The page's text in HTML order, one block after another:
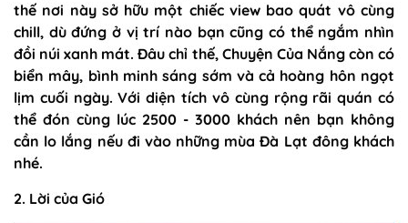
thế nơi này sở hữu một chiếc view bao quát vô cùng
chill, dù đứng ở vị trí nào bạn cũng có thể ngắm nhìn
đồi núi xanh mát. Đâu chỉ thế, Chuyện Của Nắng còn có
biển mây, bình minh sáng sớm và cả hoàng hôn ngọt
lịm cuối ngày. Với diện tích vô cùng rộng rãi quán có
thể đón cùng lúc 2500 - 3000 khách nên bạn không
cần lo lắng nếu đi vào những mùa Đà Lạt đông khách
nhé.
2. Lời của Gió